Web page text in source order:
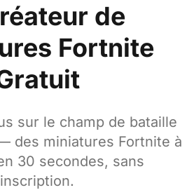
de
Fortnite
sur le champ de bataille
des miniatures Fortnite à
30 secondes, sans
inscription.